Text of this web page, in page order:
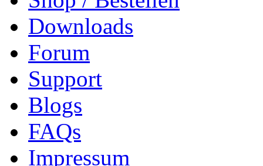
Downloads
Forum
Support
Blogs
FAQs
Impressum